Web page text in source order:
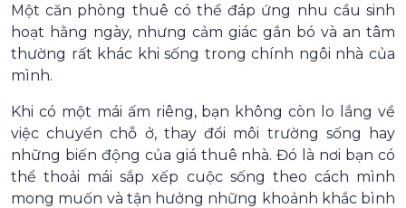
Một căn phòng thuê có thể đáp ứng nhu cầu sinh
hoạt hằng ngày, nhưng cảm giác gắn bó và an tâm
thường rất khác khi sống trong chính ngôi nhà của
mình.
Khi có một mái ấm riêng, bạn không còn lo lắng về
việc chuyển chỗ ở, thay đổi môi trường sống hay
những biến động của giá thuê nhà. Đó là nơi bạn có
thể thoải mái sắp xếp cuộc sống theo cách mình
mong muốn và tận hưởng những khoảnh khắc bình